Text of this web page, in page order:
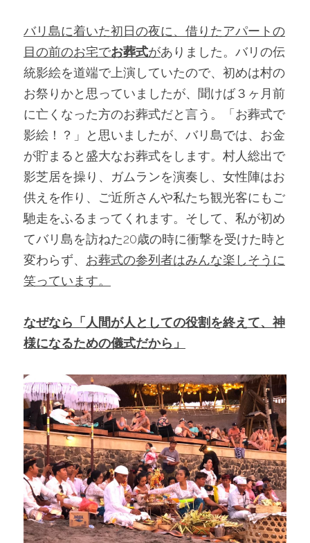
バリ島に着いた初日の夜に、借りたアパートの
目の前のお宅でお葬式がありました。バリの伝
統影絵を道端で上演していたので、初めは村の
お祭りかと思っていましたが、聞けば３ヶ月前
に亡くなった方のお葬式だと言う。「お葬式で
影絵！？」と思いましたが、バリ島では、お金
が貯まると盛大なお葬式をします。村人総出で
影芝居を操り、ガムランを演奏し、女性陣はお
供えを作り、ご近所さんや私たち観光客にもご
馳走をふるまってくれます。そして、私が初め
てバリ島を訪ねた20歳の時に衝撃を受けた時と
変わらず、 お葬式の参列者はみんな楽しそうに
笑っています。
なぜなら「人間が人としての役割を終えて、神
様になるための儀式だから」